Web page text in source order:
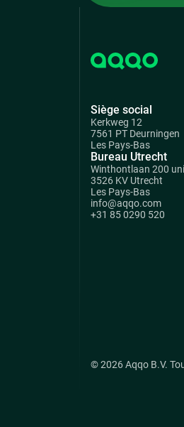
Siège social
Kerkweg 12
7561 PT Deurningen
Les Pays-Bas
Bureau Utrecht
Winthontlaan 200
3526 KV Utrecht
Les Pays-Bas
info@aqqo.com
+31 85 0290 520
© 2026 Aqqo B.V.